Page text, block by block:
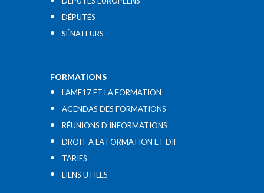
DÉPUTÉS
SÉNATEURS
FORMATIONS
L’AMF17 ET LA FORMATION
AGENDAS DES FORMATIONS
RÉUNIONS D’INFORMATIONS
DROIT À LA FORMATION ET DIF
TARIFS
LIENS UTILES​